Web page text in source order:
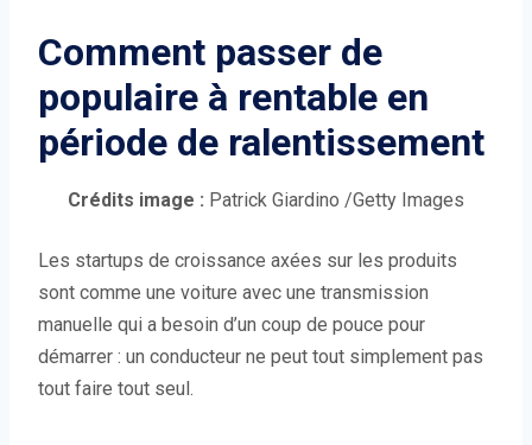
Comment passer de
populaire à rentable en
période de ralentissement
Crédits image : Patrick Giardino (
u
v
r
e
/Getty Images
Les startups de croissance axées sur les produits
sont comme une voiture avec une transmission
manuelle qui a besoin d’un coup de pouce pour
démarrer : un conducteur ne peut tout simplement pas
tout faire tout seul.